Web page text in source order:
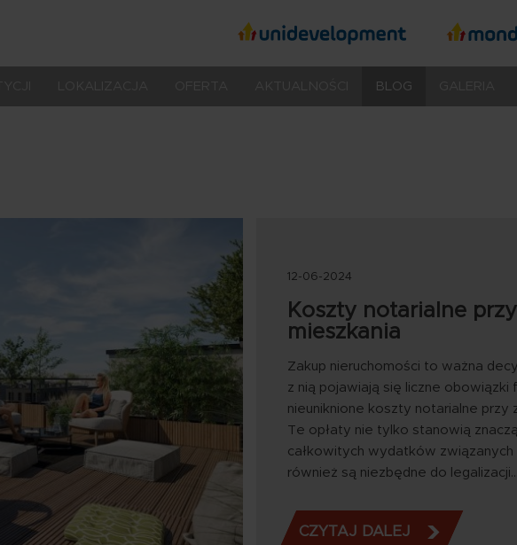
społecznościowe
Treść
BLOG
12-06-2024
Koszty notarialne
mieszkania
Zakup nieruchomości to ważna
z nią pojawiają się liczne obowiązki
nieuniknione koszty notarialne przy
Te opłaty nie tylko stanowią
całkowitych wydatków związanych
również są niezbędne do legalizacji…
CZYTAJ DALEJ